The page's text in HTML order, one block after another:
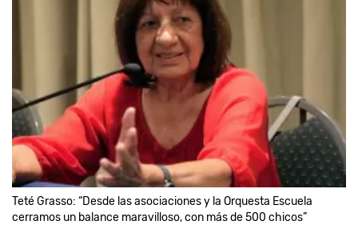
Teté Grasso: “Desde las asociaciones y la Orquesta Escuela
cerramos un balance maravilloso, con más de 500 chicos”